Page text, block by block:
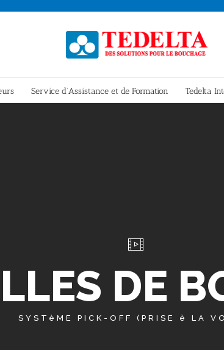
Service d’Assistance et de Formation Tedelta
DE
SYSTèME PICK-OFF (PRISE è LA